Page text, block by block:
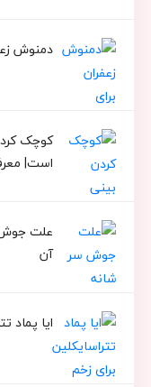
دمنوش
کوچک
است|
علت جوش
آن
ایا